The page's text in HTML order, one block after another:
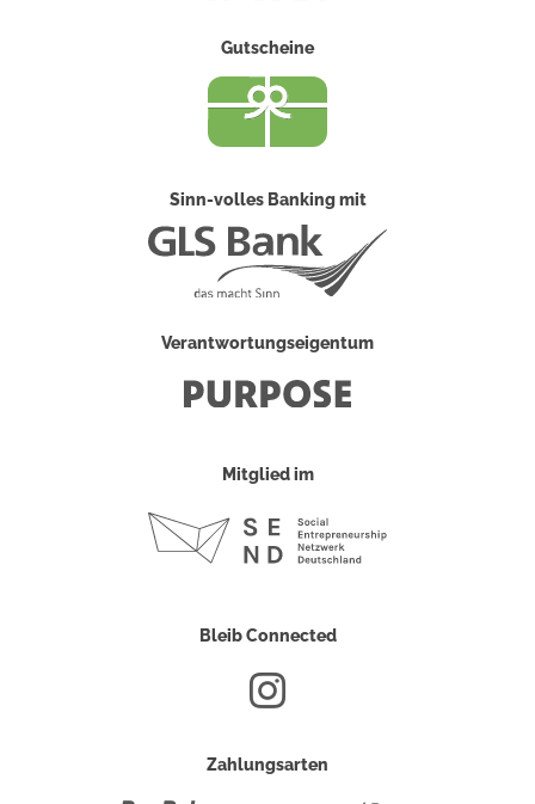
Gutscheine
Sinn-volles Banking mit
Verantwortungseigentum
Mitglied im
Bleib Connected
Zahlungsarten